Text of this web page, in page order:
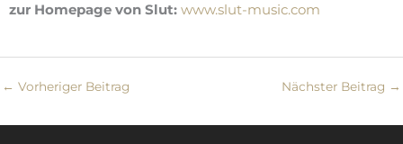
zur Homepage von Slut: www.slut-music.com
← Vorheriger Beitrag Nächster Beitrag →